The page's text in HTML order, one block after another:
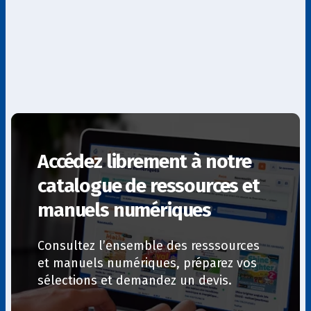
Accédez librement à notre
catalogue de ressources et
manuels numériques
Consultez l’ensemble des resssources
et manuels numériques, préparez vos
sélections et demandez un devis.